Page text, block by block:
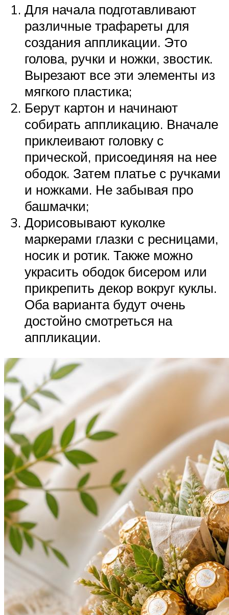
Для начала подготавливают
различные трафареты для
создания аппликации. Это
голова, ручки и ножки, звостик.
Вырезают все эти элементы из
мягкого пластика;
Берут картон и начинают
собирать аппликацию. Вначале
приклеивают головку с
прической, присоединяя на нее
ободок. Затем платье с ручками
и ножками. Не забывая про
башмачки;
Дорисовывают куколке
маркерами глазки с ресницами,
носик и ротик. Также можно
украсить ободок бисером или
прикрепить декор вокруг куклы.
Оба варианта будут очень
достойно смотреться на
аппликации.